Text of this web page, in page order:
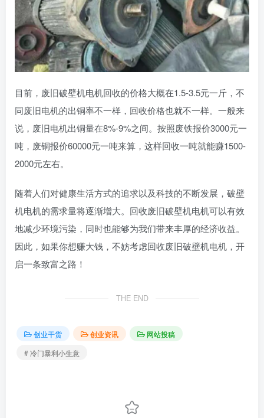
目前，废旧破壁机电机回收的价格大概在1.5-3.5元一斤，不
同废旧电机的出铜率不一样，回收价格也就不一样。一般来
说，废旧电机出铜量在8%-9%之间。按照废铁报价3000元一
吨，废铜报价60000元一吨来算，这样回收一吨就能赚1500-
2000元左右。
随着人们对健康生活方式的追求以及科技的不断发展，破壁
机电机的需求量将逐渐增大。回收废旧破壁机电机可以有效
地减少环境污染，同时也能够为我们带来丰厚的经济收益。
因此，如果你想赚大钱，不妨考虑回收废旧破壁机电机，开
启一条致富之路！
THE END
创业干货 创业资讯
网站投稿
# 冷门暴利小生意